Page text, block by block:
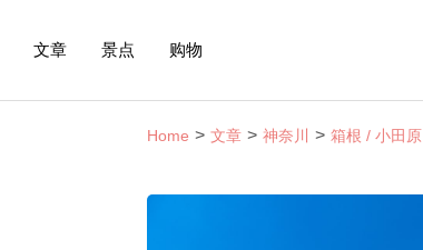
文章 景点 购物
Home 文章 神奈川 箱根 / 小田原